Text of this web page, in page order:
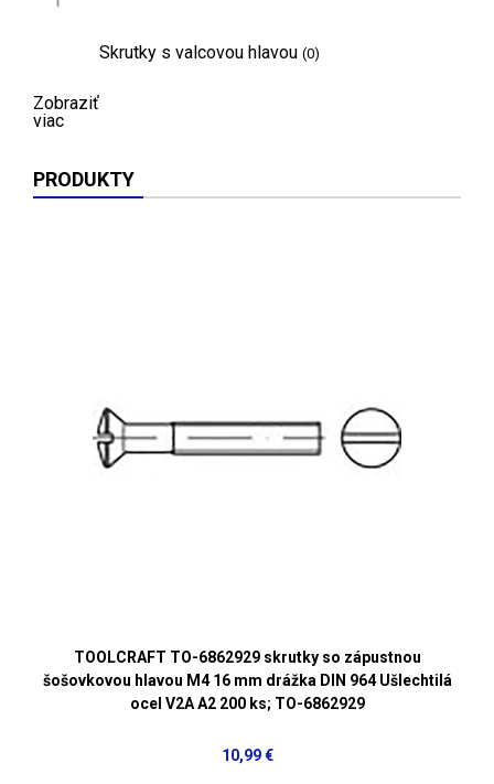
Skrutky s valcovou hlavou (0)
Zobraziť
viac
PRODUKTY
TOOLCRAFT TO-6862929 skrutky so zápustnou
šošovkovou hlavou M4 16 mm drážka DIN 964 Ušlechtilá
ocel V2A A2 200 ks; TO-6862929
10,99 €